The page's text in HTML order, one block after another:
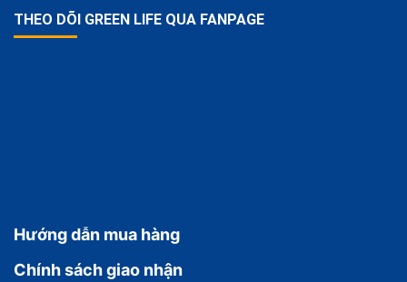
THEO DÕI GREEN LIFE QUA FANPAGE
Hướng dẫn mua hàng
Chính sách giao nhận